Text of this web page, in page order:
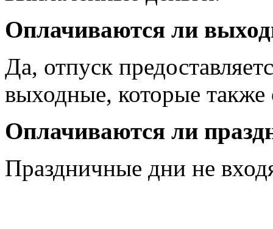
Оплачиваются ли
Да, отпуск
выходные, которые также
Оплачиваются ли
Праздничные дни не